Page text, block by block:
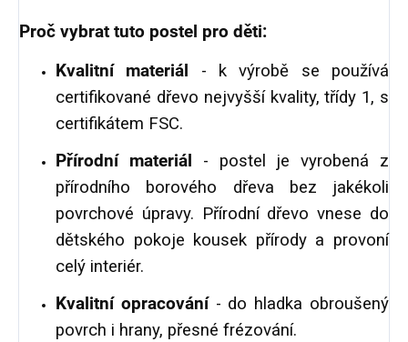
Proč vybrat tuto postel pro děti:
Kvalitní materiál - k výrobě se používá
certifikované dřevo nejvyšší kvality, třídy 1, s
certifikátem FSC.
Přírodní materiál - postel je vyrobená z
přírodního borového dřeva bez jakékoli
povrchové úpravy. Přírodní dřevo vnese do
dětského pokoje kousek přírody a provoní
celý interiér.
Kvalitní opracování- do hladka obroušený
povrch i hrany, přesné frézování.